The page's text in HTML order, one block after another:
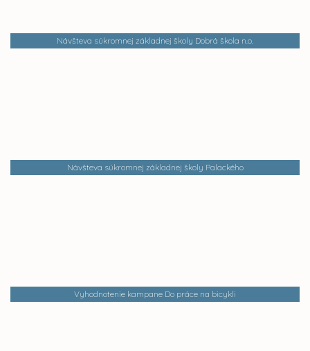
Návšteva súkromnej základnej školy Dobrá škola n.o.
Návšteva súkromnej základnej školy Palackého
Vyhodnotenie kampane Do práce na bicykli